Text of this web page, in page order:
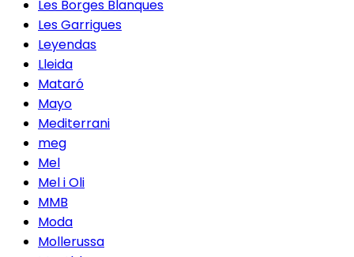
Les Borges Blanques
Les Garrigues
Leyendas
Lleida
Mataró
Mayo
Mediterrani
meg
Mel
Mel i Oli
MMB
Moda
Mollerussa